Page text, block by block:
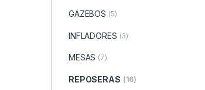
GAZEBOS (5)
INFLADORES (3)
MESAS (7)
REPOSERAS (16)